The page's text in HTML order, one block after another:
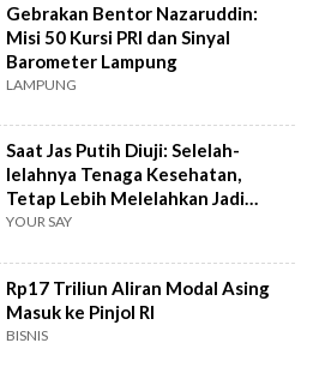
Gebrakan Bentor Nazaruddin:
Misi 50 Kursi PRI dan Sinyal
Barometer Lampung
LAMPUNG
Saat Jas Putih Diuji: Selelah-
lelahnya Tenaga Kesehatan,
Tetap Lebih Melelahkan Jadi
Pasien
YOUR SAY
Rp17 Triliun Aliran Modal Asing
Masuk ke Pinjol RI
BISNIS